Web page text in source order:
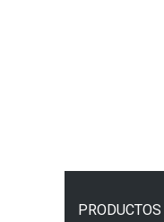
PRODUCTOS